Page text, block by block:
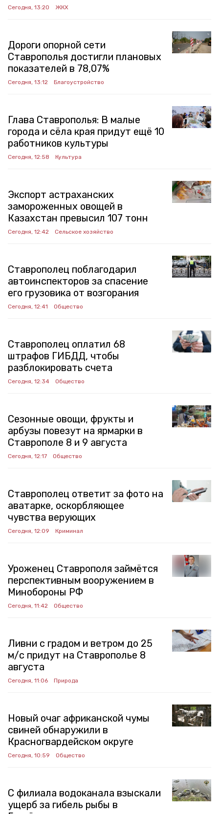
Сегодня, 13:20 ЖКХ
Дороги опорной сети
Ставрополья достигли плановых
показателей в 78,07%
Сегодня, 13:12 Благоустройство
Глава Ставрополья: В малые
города и сёла края придут ещё 10
работников культуры
Сегодня, 12:58 Культура
Экспорт астраханских
замороженных овощей в
Казахстан превысил 107 тонн
Сегодня, 12:42 Сельское хозяйство
Ставрополец поблагодарил
автоинспекторов за спасение
его грузовика от возгорания
Сегодня, 12:41 Общество
Ставрополец оплатил 68
штрафов ГИБДД, чтобы
разблокировать счета
Сегодня, 12:34 Общество
Сезонные овощи, фрукты и
арбузы повезут на ярмарки в
Ставрополе 8 и 9 августа
Сегодня, 12:17 Общество
Ставрополец ответит за фото на
аватарке, оскорбляющее
чувства верующих
Сегодня, 12:09 Криминал
Уроженец Ставрополя займётся
перспективным вооружением в
Минобороны РФ
Сегодня, 11:42 Общество
Ливни с градом и ветром до 25
м/с придут на Ставрополье 8
августа
Сегодня, 11:06 Природа
Новый очаг африканской чумы
свиней обнаружили в
Красногвардейском округе
Сегодня, 10:59 Общество
С филиала водоканала взыскали
ущерб за гибель рыбы в